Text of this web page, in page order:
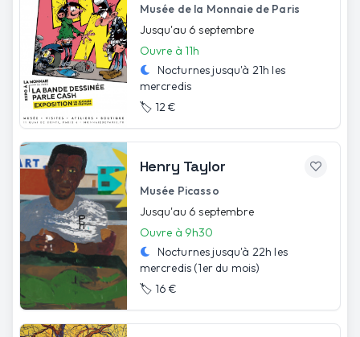
Musée de la Monnaie de Paris
Jusqu'au 6 septembre
Ouvre à 11h
Nocturnes jusqu'à 21h les
mercredis
🏷️ 12 €
Henry Taylor
Musée Picasso
Jusqu'au 6 septembre
Ouvre à 9h30
Nocturnes jusqu'à 22h les
mercredis (1er du mois)
🏷️ 16 €